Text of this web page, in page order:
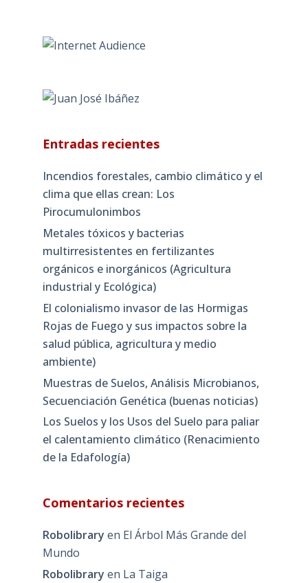
Entradas recientes
Incendios forestales, cambio climático y el
clima que ellas crean: Los
Pirocumulonimbos
Metales tóxicos y bacterias
multirresistentes en fertilizantes
orgánicos e inorgánicos (Agricultura
industrial y Ecológica)
El colonialismo invasor de las Hormigas
Rojas de Fuego y sus impactos sobre la
salud pública, agricultura y medio
ambiente)
Muestras de Suelos, Análisis Microbianos,
Secuenciación Genética (buenas noticias)
Los Suelos y los Usos del Suelo para paliar
el calentamiento climático (Renacimiento
de la Edafología)
Comentarios recientes
Robolibrary en El Árbol Más Grande del
Mundo
Robolibrary en La Taiga